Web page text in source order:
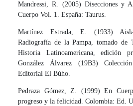
Mandressi, R. (2005) Disecciones y
Cuerpo Vol. 1. España: Taurus.
Martínez Estrada, E. (1933)
Radiografía de la Pampa, tomado de
Historia Latinoamericana, edición
González Álvarez (19B3)
Editorial El Búho.
Pedraza Gómez, Z. (1999) En
progreso y la felicidad. Colom­bia: Ed.